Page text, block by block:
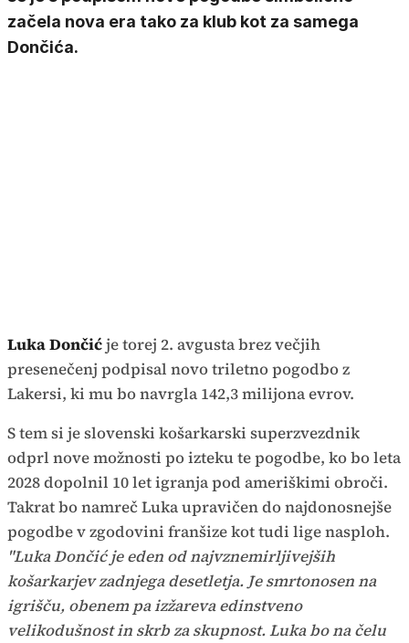
začela nova era tako za klub kot za samega
Dončića.
Luka Dončićje torej 2. avgusta brez večjih
presenečenj podpisal novo triletno pogodbo z
Lakersi, ki mu bo navrgla 142,3 milijona evrov.
S tem si je slovenski košarkarski superzvezdnik
odprl nove možnosti po izteku te pogodbe, ko bo leta
2028 dopolnil 10 let igranja pod ameriškimi obroči.
Takrat bo namreč Luka upravičen do najdonosnejše
pogodbe v zgodovini franšize kot tudi lige nasploh.
"Luka Dončić je eden od najvznemirljivejših
košarkarjev zadnjega desetletja. Je smrtonosen na
igrišču, obenem pa izžareva edinstveno
velikodušnost in skrb za skupnost. Luka bo na čelu